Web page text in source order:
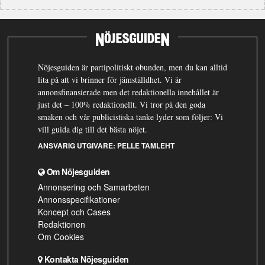
Nöjesguiden är partipolitiskt obunden, men du kan alltid
lita på att vi brinner för jämställdhet. Vi är
annonsfinansierade men det redaktionella innehållet är
just det – 100% redaktionellt. Vi tror på den goda
smaken och vår publicistiska tanke lyder som följer: Vi
vill guida dig till det bästa nöjet.
ANSVARIG UTGIVARE: PELLE TAMLEHT
Om Nöjesguiden
Annonsering och Samarbeten
Annonsspecifikationer
Koncept och Cases
Redaktionen
Om Cookies
Kontakta Nöjesguiden